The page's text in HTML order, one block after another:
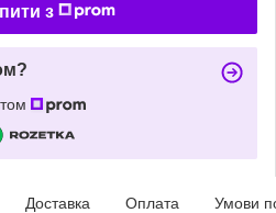
з
Доставка Оплата Умови